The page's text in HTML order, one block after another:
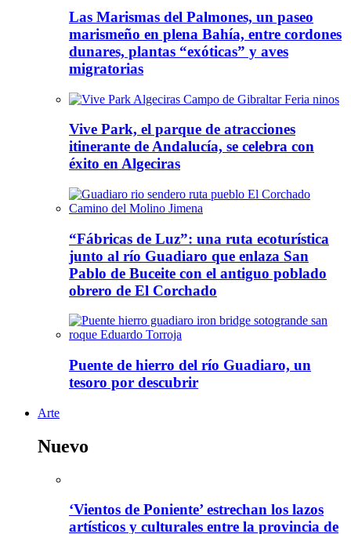
Las Marismas del Palmones, un paseo
marismeño en plena Bahía, entre cordones
dunares, plantas “exóticas” y aves
migratorias
Vive Park, el parque de atracciones
itinerante de Andalucía, se celebra con
éxito en Algeciras
“Fábricas de Luz”: una ruta ecoturística
junto al río Guadiaro que enlaza San
Pablo de Buceite con el antiguo poblado
obrero de El Corchado
Puente de hierro del río Guadiaro, un
tesoro por descubrir
Arte
Nuevo
‘Vientos de Poniente’ estrechan los lazos
artísticos y culturales entre la provincia de